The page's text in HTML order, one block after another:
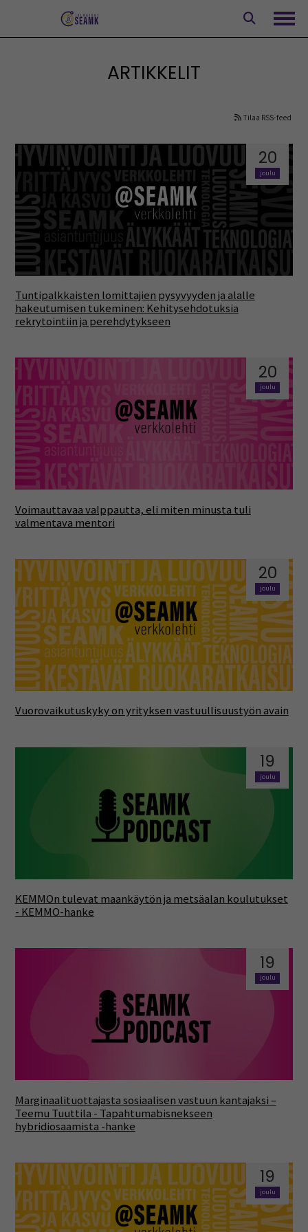
ARTIKKELIT
Tilaa RSS-feed
20
joulu
Tuntipalkkaisten lomittajien pysyvyyden ja alalle
hakeutumisen tukeminen: Kehitysehdotuksia
rekrytointiin ja perehdytykseen
20
joulu
Voimauttavaa valppautta, eli miten minusta tuli
valmentava mentori
20
joulu
Vuorovaikutuskyky on yrityksen vastuullisuustyön avain
19
joulu
KEMMOn tulevat maankäytön ja metsäalan koulutukset
- KEMMO-hanke
19
joulu
Marginaalituottajasta sosiaalisen vastuun kantajaksi –
Teemu Tuuttila - Tapahtumabisnekseen
hybridiosaamista -hanke
19
joulu